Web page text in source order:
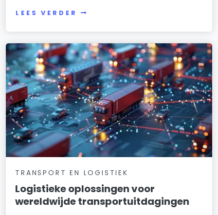
LEES VERDER
TRANSPORT EN LOGISTIEK
Logistieke oplossingen voor
wereldwijde transportuitdagingen